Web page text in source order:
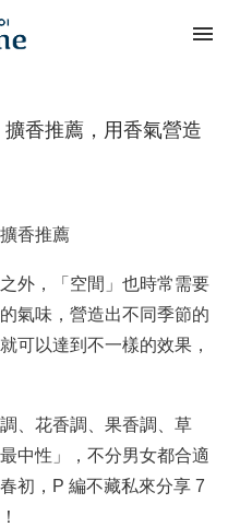
香推薦，用香氣營造
外，「空間」也時常需要
氣味，營造出不同季節的
可以達到不一樣的效果，
、花香調、果香調、草
中性」，不分男女都合適
初，P 編不藏私來分享 7